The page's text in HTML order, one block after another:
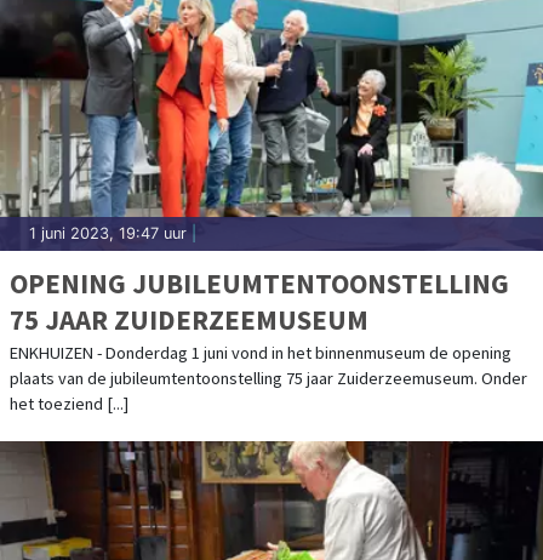
1 juni 2023, 19:47 uur
OPENING JUBILEUMTENTOONSTELLING
75 JAAR ZUIDERZEEMUSEUM
ENKHUIZEN - Donderdag 1 juni vond in het binnenmuseum de opening
plaats van de jubileumtentoonstelling 75 jaar Zuiderzeemuseum. Onder
het toeziend [...]